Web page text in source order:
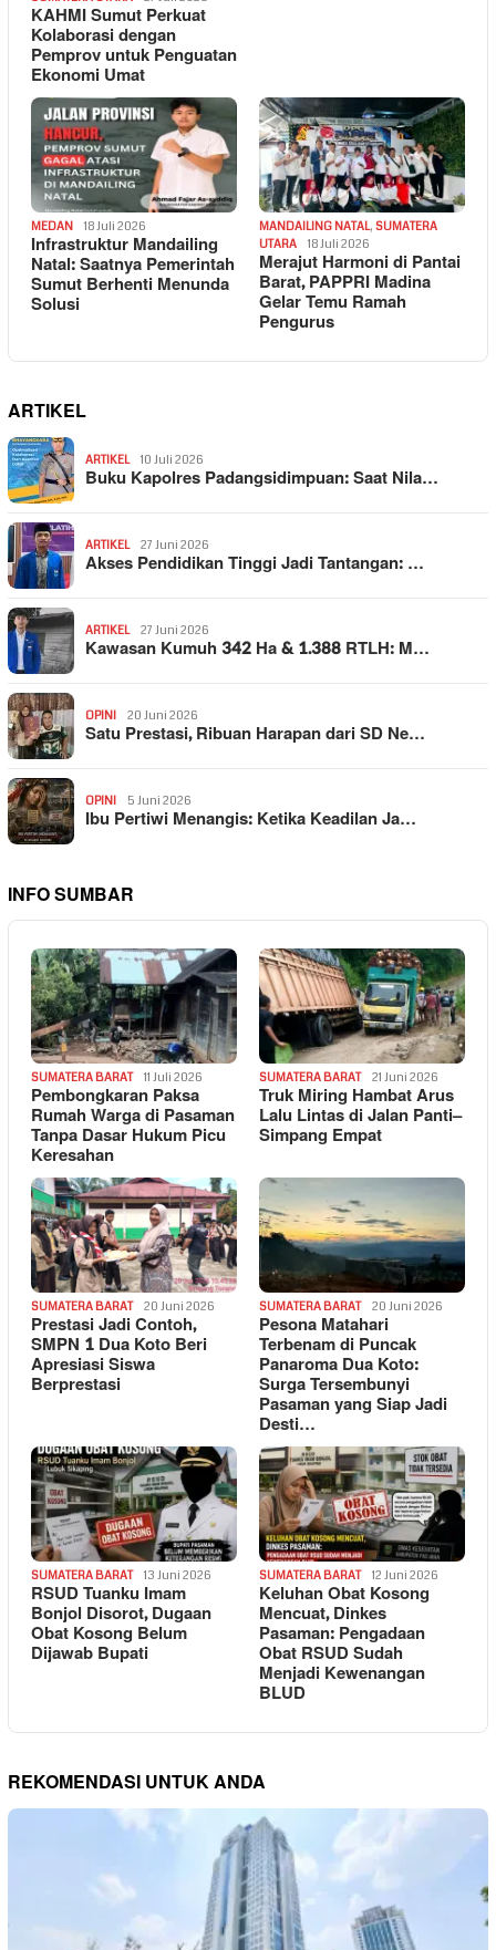
KAHMI Sumut Perkuat
Kolaborasi dengan
Pemprov untuk Penguatan
Ekonomi Umat
MEDAN 18 Juli 2026
Infrastruktur Mandailing
Natal: Saatnya Pemerintah
Sumut Berhenti Menunda
Solusi
MANDAILING NATAL, SUMATERA
UTARA
18 Juli 2026
Merajut Harmoni di Pantai
Barat, PAPPRI Madina
Gelar Temu Ramah
Pengurus
ARTIKEL
ARTIKEL 10 Juli 2026
Buku Kapolres Padangsidimpuan: Saat Nila…
ARTIKEL 27 Juni 2026
Akses Pendidikan Tinggi Jadi Tantangan: …
ARTIKEL 27 Juni 2026
Kawasan Kumuh 342 Ha & 1.388 RTLH: M…
OPINI 20 Juni 2026
Satu Prestasi, Ribuan Harapan dari SD Ne…
OPINI 5 Juni 2026
Ibu Pertiwi Menangis: Ketika Keadilan Ja…
INFO SUMBAR
SUMATERA BARAT 11 Juli 2026
Pembongkaran Paksa
Rumah Warga di Pasaman
Tanpa Dasar Hukum Picu
Keresahan
SUMATERA BARAT 21 Juni 2026
Truk Miring Hambat Arus
Lalu Lintas di Jalan Panti–
Simpang Empat
SUMATERA BARAT 20 Juni 2026
Prestasi Jadi Contoh,
SMPN 1 Dua Koto Beri
Apresiasi Siswa
Berprestasi
SUMATERA BARAT 20 Juni 2026
Pesona Matahari
Terbenam di Puncak
Panaroma Dua Koto:
Surga Tersembunyi
Pasaman yang Siap Jadi
Desti…
SUMATERA BARAT 13 Juni 2026
RSUD Tuanku Imam
Bonjol Disorot, Dugaan
Obat Kosong Belum
Dijawab Bupati
SUMATERA BARAT 12 Juni 2026
Keluhan Obat Kosong
Mencuat, Dinkes
Pasaman: Pengadaan
Obat RSUD Sudah
Menjadi Kewenangan
BLUD
REKOMENDASI UNTUK ANDA